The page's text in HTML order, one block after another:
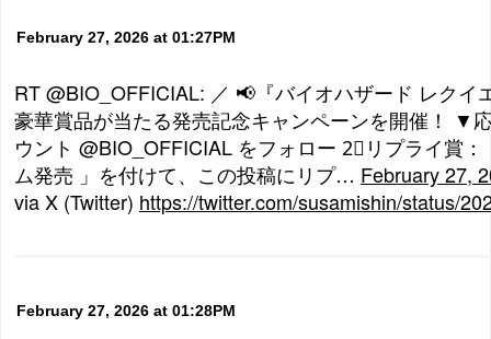
February 27, 2026 at 01:27PM
RT @BIO_OFFICIAL: ／ 📢『バイオハザード レクイ
豪華賞品が当たる発売記念キャンペーンを開催！ ▼
ウント @BIO_OFFICIAL をフォロー 2⃣リプライ賞
ム発売 」を付けて、この投稿にリプ… February 27,
via X (Twitter) https://twitter.com/susamishin/status/
February 27, 2026 at 01:28PM